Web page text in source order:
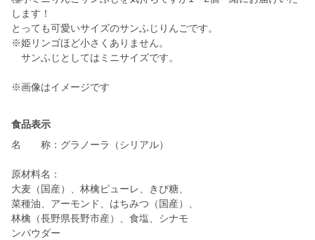
します！
とっても可愛いサイズのサンふじりんごです。
※姫リンゴほど小さくありません。
サンふじとしてはミニサイズです。
食品表示
名 称：グラノーラ（シリアル）
原材料名：
大麦（国産）、林檎ピューレ、きび糖、
菜種油、アーモンド、はちみつ（国産）、
林檎（長野県長野市産）、食塩、シナモ
ンパウダー